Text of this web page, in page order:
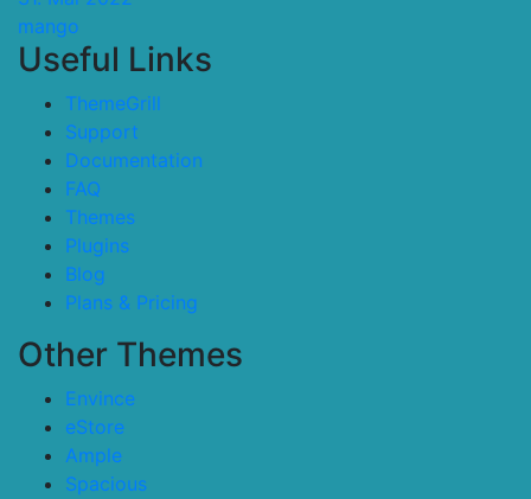
mango
Useful Links
ThemeGrill
Support
Documentation
FAQ
Themes
Plugins
Blog
Plans & Pricing
Other Themes
Envince
eStore
Ample
Spacious